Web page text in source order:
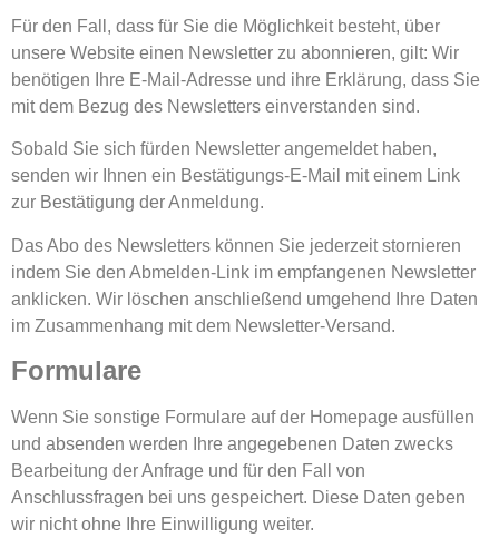
Für den Fall, dass für Sie die Möglichkeit besteht, über
unsere Website einen Newsletter zu abonnieren, gilt: Wir
benötigen Ihre E-Mail-Adresse und ihre Erklärung, dass Sie
mit dem Bezug des Newsletters einverstanden sind.
Sobald Sie sich fürden Newsletter angemeldet haben,
senden wir Ihnen ein Bestätigungs-E-Mail mit einem Link
zur Bestätigung der Anmeldung.
Das Abo des Newsletters können Sie jederzeit stornieren
indem Sie den Abmelden-Link im empfangenen Newsletter
anklicken. Wir löschen anschließend umgehend Ihre Daten
im Zusammenhang mit dem Newsletter-Versand.
Formulare
Wenn Sie sonstige Formulare auf der Homepage ausfüllen
und absenden werden Ihre angegebenen Daten zwecks
Bearbeitung der Anfrage und für den Fall von
Anschlussfragen bei uns gespeichert. Diese Daten geben
wir nicht ohne Ihre Einwilligung weiter.